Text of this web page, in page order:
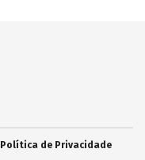
Política de Privacidade